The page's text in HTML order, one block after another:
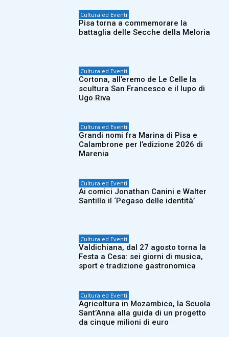
Cultura ed Eventi
Pisa torna a commemorare la
battaglia delle Secche della Meloria
Cultura ed Eventi
Cortona, all’eremo de Le Celle la
scultura San Francesco e il lupo di
Ugo Riva
Cultura ed Eventi
Grandi nomi fra Marina di Pisa e
Calambrone per l’edizione 2026 di
Marenia
Cultura ed Eventi
Ai comici Jonathan Canini e Walter
Santillo il ‘Pegaso delle identità’
Cultura ed Eventi
Valdichiana, dal 27 agosto torna la
Festa a Cesa: sei giorni di musica,
sport e tradizione gastronomica
Cultura ed Eventi
Agricoltura in Mozambico, la Scuola
Sant’Anna alla guida di un progetto
da cinque milioni di euro